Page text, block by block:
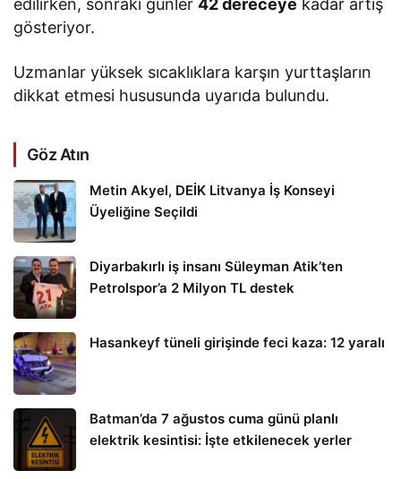
edilirken, sonraki günler42 dereceye kadar artış
gösteriyor.
Uzmanlar yüksek sıcaklıklara karşın yurttaşların
dikkat etmesi hususunda uyarıda bulundu.
Göz Atın
Metin Akyel, DEİK Litvanya İş Konseyi
Üyeliğine Seçildi
Diyarbakırlı iş insanı Süleyman Atik’ten
Petrolspor’a 2 Milyon TL destek
Hasankeyf tüneli girişinde feci kaza: 12 yaralı
Batman’da 7 ağustos cuma günü planlı
elektrik kesintisi: İşte etkilenecek yerler